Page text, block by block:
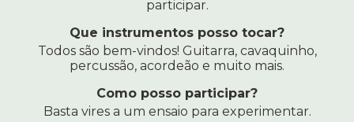
participar.
Que instrumentos posso tocar?
Todos são bem-vindos! Guitarra, cavaquinho,
percussão, acordeão e muito mais.
Como posso participar?
Basta vires a um ensaio para experimentar.